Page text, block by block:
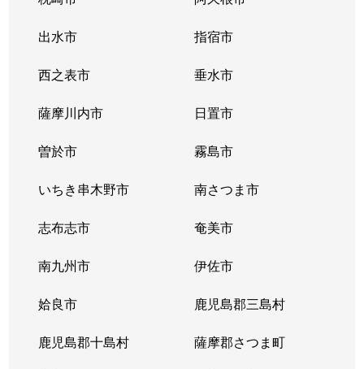
出水市 指宿市
西之表市 垂水市
薩摩川内市 日置市
曽於市 霧島市
いちき串木野市 南さつま市
志布志市 奄美市
南九州市 伊佐市
姶良市 鹿児島郡三島村
鹿児島郡十島村 薩摩郡さつま町